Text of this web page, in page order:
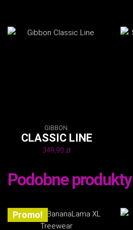
449,99 zł.
wynosi:
GIBBON
CLASSIC LINE
349,90 zł
Podobne produkty
Promo!